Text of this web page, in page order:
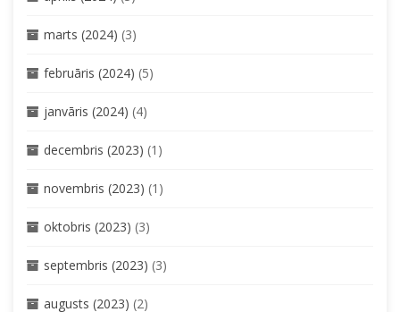
marts (2024) (3)
februāris (2024) (5)
janvāris (2024) (4)
decembris (2023) (1)
novembris (2023) (1)
oktobris (2023) (3)
septembris (2023) (3)
augusts (2023) (2)